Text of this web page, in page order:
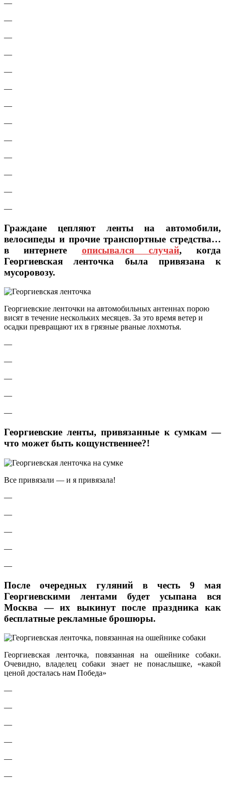
—
—
—
—
—
—
—
—
—
—
—
—
—
Граждане цепляют ленты на автомобили,
велосипеды и прочие транспортные стредства…
в интернете описывался случай, когда
Георгиевская ленточка была привязана к
мусоровозу.
Георгиевские ленточки на автомобильных антеннах порою
висят в течение нескольких месяцев. За это время ветер и
осадки превращают их в грязные рваные лохмотья.
—
—
—
—
—
Георгиевские ленты, привязанные к сумкам —
что может быть кощунственнее?!
Все привязали — и я привязала!
—
—
—
—
—
После очередных гуляний в честь 9 мая
Георгиевскими лентами будет усыпана вся
Москва — их выкинут после праздника как
бесплатные рекламные брошюры.
Георгиевская ленточка, повязанная на ошейнике собаки.
Очевидно, владелец собаки знает не понаслышке, «какой
ценой досталась нам Победа»
—
—
—
—
—
—